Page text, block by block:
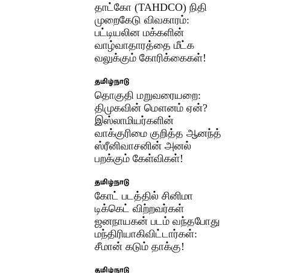
தாட்கோ (TAHDCO) நிதி
முறைகேடு விவகாரம்:
பட்டியலின மக்களின்
வாழ்வாதாரத்தை மீட்க
வலுக்கும் கோரிக்கைகள்!
தமிழ்நாடு
​தொகுதி மறுவரையறை:
திமுகவின் மௌனம் ஏன்?
இஸ்லாமியர்களின்
வாக்குரிமை குறித்த ஆனந்த்
ஸ்ரீனிவாசனின் அனல்
பறக்கும் கேள்விகள்!
தமிழ்நாடு
கோட் படத்தில் சினிமா
டிக்கெட் விற்றவர்கள்
ஜனநாயகன் படம் வந்தபோது
மந்திரியாகிவிட்டார்கள்:
சீமான் கடும் தாக்கு!
தமிழ்நாடு